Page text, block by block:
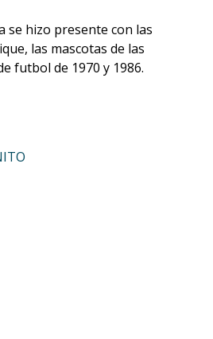
se hizo presente con las
las mascotas de las
futbol de 1970 y 1986.